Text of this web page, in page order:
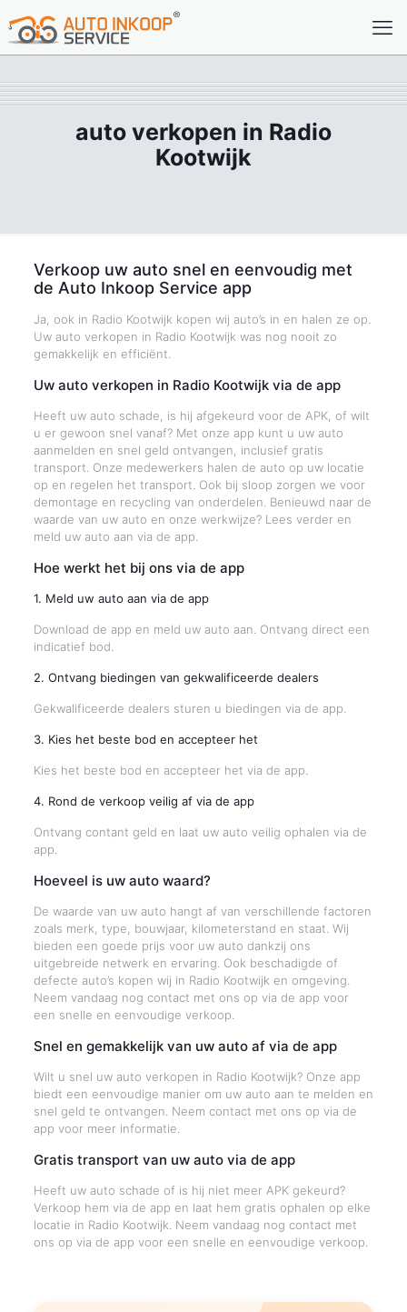
auto verkopen in Radio
Kootwijk
Verkoop uw auto snel en eenvoudig met
de Auto Inkoop Service app
Ja, ook in Radio Kootwijk kopen wij auto’s in en halen ze op.
Uw auto verkopen in Radio Kootwijk was nog nooit zo
gemakkelijk en efficiënt.
Uw auto verkopen in Radio Kootwijk via de app
Heeft uw auto schade, is hij afgekeurd voor de APK, of wilt
u er gewoon snel vanaf? Met onze app kunt u uw auto
aanmelden en snel geld ontvangen, inclusief gratis
transport. Onze medewerkers halen de auto op uw locatie
op en regelen het transport. Ook bij sloop zorgen we voor
demontage en recycling van onderdelen. Benieuwd naar de
waarde van uw auto en onze werkwijze? Lees verder en
meld uw auto aan via de app.
Hoe werkt het bij ons via de app
1. Meld uw auto aan via de app
Download de app en meld uw auto aan. Ontvang direct een
indicatief bod.
2. Ontvang biedingen van gekwalificeerde dealers
Gekwalificeerde dealers sturen u biedingen via de app.
3. Kies het beste bod en accepteer het
Kies het beste bod en accepteer het via de app.
4. Rond de verkoop veilig af via de app
Ontvang contant geld en laat uw auto veilig ophalen via de
app.
Hoeveel is uw auto waard?
De waarde van uw auto hangt af van verschillende factoren
zoals merk, type, bouwjaar, kilometerstand en staat. Wij
bieden een goede prijs voor uw auto dankzij ons
uitgebreide netwerk en ervaring. Ook beschadigde of
defecte auto’s kopen wij in Radio Kootwijk en omgeving.
Neem vandaag nog contact met ons op via de app voor
een snelle en eenvoudige verkoop.
Snel en gemakkelijk van uw auto af via de app
Wilt u snel uw auto verkopen in Radio Kootwijk? Onze app
biedt een eenvoudige manier om uw auto aan te melden en
snel geld te ontvangen. Neem contact met ons op via de
app voor meer informatie.
Gratis transport van uw auto via de app
Heeft uw auto schade of is hij niet meer APK gekeurd?
Verkoop hem via de app en laat hem gratis ophalen op elke
locatie in Radio Kootwijk. Neem vandaag nog contact met
ons op via de app voor een snelle en eenvoudige verkoop.